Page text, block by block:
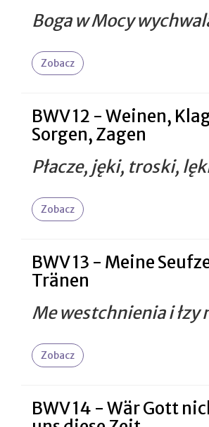
Boga w Mocy
Zobacz
BWV 12 - Weinen,
Sorgen, Zagen
Płacze, jęki, troski,
Zobacz
BWV 13 - Meine
Tränen
Me westchnienia i łzy
Zobacz
BWV 14 - Wär Gott